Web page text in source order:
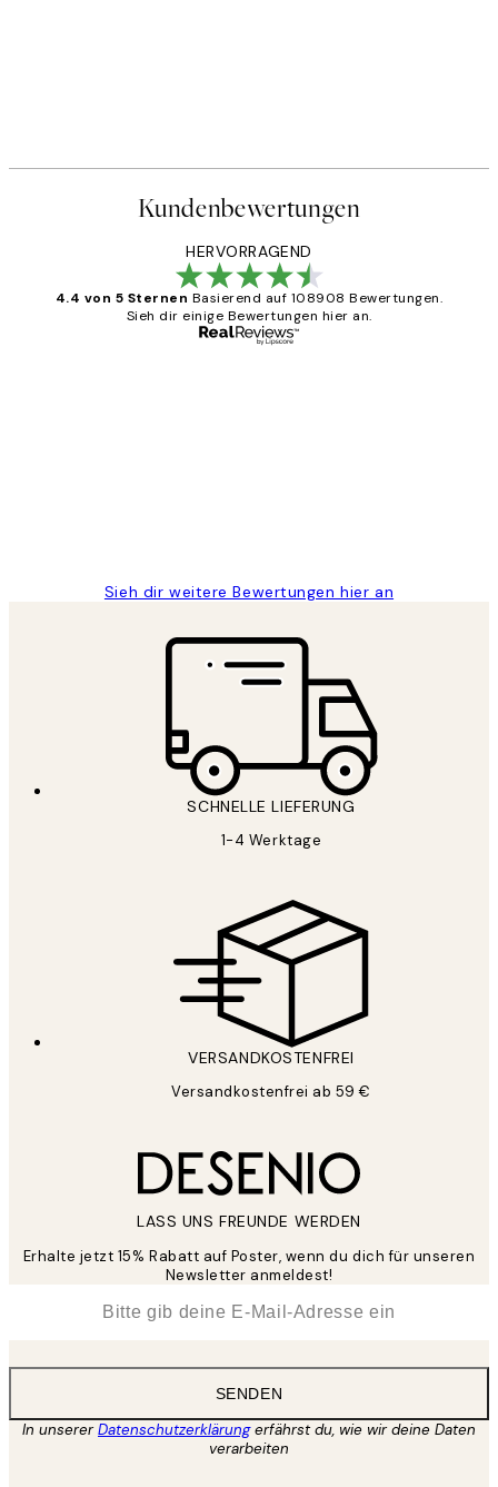
Kundenbewertungen
HERVORRAGEND
4.4 von 5 Sternen Basierend auf 108908 Bewertungen.
Sieh dir einige Bewertungen hier an.
Sieh dir weitere Bewertungen hier an
SCHNELLE LIEFERUNG
1-4 Werktage
VERSANDKOSTENFREI
Versandkostenfrei ab 59 €
LASS UNS FREUNDE WERDEN
Erhalte jetzt 15% Rabatt auf Poster, wenn du dich für unseren
Newsletter anmeldest!
SENDEN
In unsererDatenschutzerklärungerfährst du, wie wir deine Daten
verarbeiten